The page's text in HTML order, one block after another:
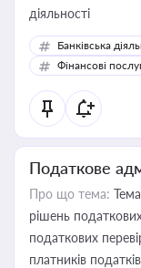
діяльності
Банківська
Фінансові
Податкове
Про що тема:
рішень
податкових
платників податків